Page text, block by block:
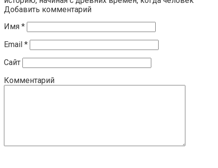
Добавить комментарий
Имя *
Email *
Сайт
Комментарий